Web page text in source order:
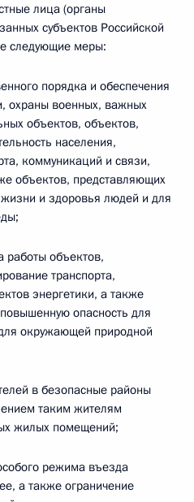
лица (органы
субъектов Российской
следующие меры:
порядка и обеспечения
охраны военных, важных
объектов, объектов,
населения,
коммуникаций и связи,
объектов, представляющих
и здоровья людей и для
работы объектов,
транспорта,
энергетики, а также
опасность для
окружающей природной
в безопасные районы
таким жителям
жилых помещений;
режима въезда
а также ограничение